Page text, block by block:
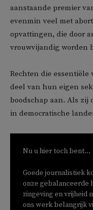
aanstaande premier
evenmin veel met
opvattingen, die door
vrouwvijandig worden
Rechten die
deel van hun eigen
boodschap aan. Als zij
in democratische
Nu u hier toch bent...
Goede journalistiek
onze
zingeving en vrijheid
ons werk belangrijk